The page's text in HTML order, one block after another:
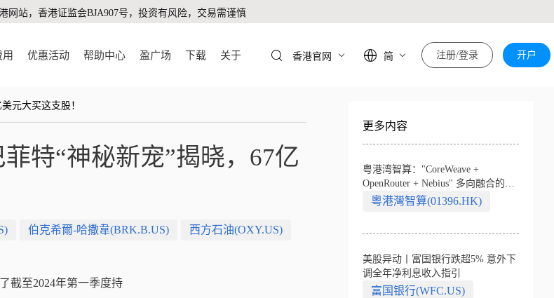
网站，香港证监会BJA907号，投资有风险，交易需谨慎
用 优惠活动 帮助中心 盈广场 下载 关于 香港官网 简 注册/登录 开户
元大买这支股！
特“神秘新宠”揭晓，67亿
伯克希爾-哈撒韋(BRK.B.US) 西方石油(OXY.US)
截至2024年第一季度持
更多内容
粤港湾智算："CoreWeave +
OpenRouter + Nebius" 多向融合的中
国智算新范式
粵港灣智算(01396.HK)
美股异动丨富国银行跌超5% 意外下
调全年净利息收入指引
富国银行(WFC.US)